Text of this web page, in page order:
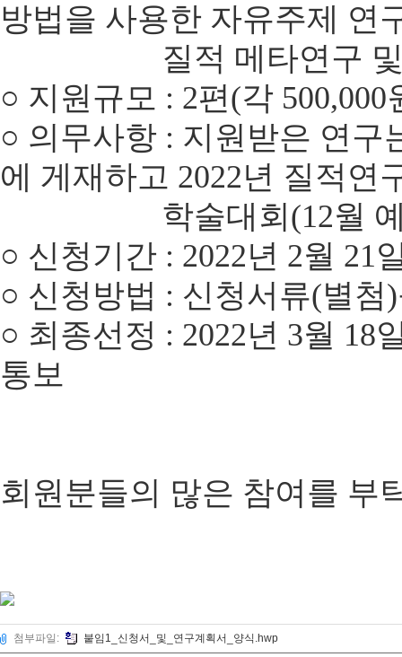
방법을 사용한 자유주제 연
질적 메타연구
○ 지원규모 : 2편(각 500,000
○ 의무사항 : 지원받은 연구
에 게재하고 2022년 질적연
학술대회(12월 예정)
○ 신청기간 : 2022년 2월 21
○ 신청방법 : 신청서류(별첨)
○ 최종선정 : 2022년 3월 18
통보
회원분들의 많은 참여를 부
첨부파일: 붙임1_신청서_및_연구계획서_양식.hwp